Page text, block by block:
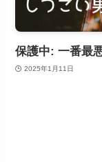
保護中: 一番最
2025年1月11日